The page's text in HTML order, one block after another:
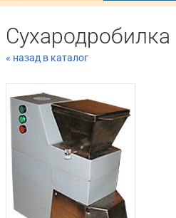
« назад в каталог